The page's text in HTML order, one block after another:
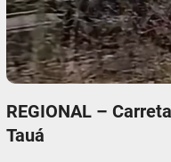
REGIONAL –
Tauá